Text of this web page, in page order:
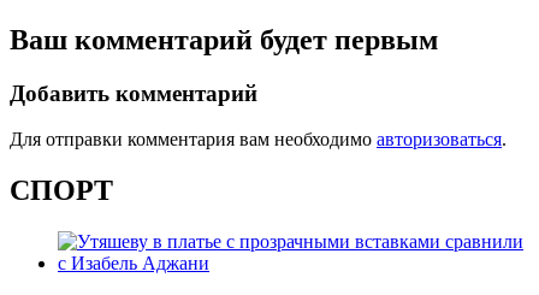
Ваш комментарий будет первым
Добавить комментарий
Для отправки комментария вам необходимо авторизоваться.
СПОРТ